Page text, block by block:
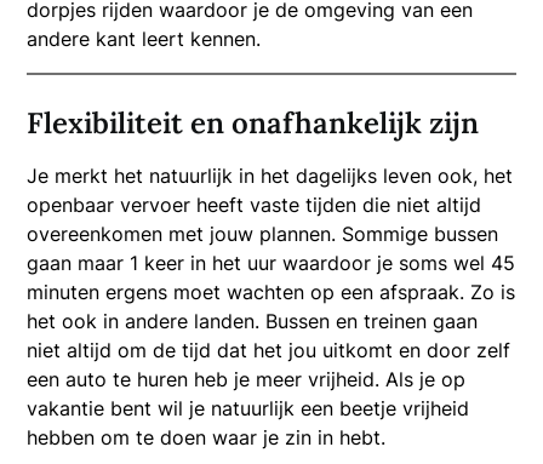
dorpjes rijden waardoor je de omgeving van een
andere kant leert kennen.
Flexibiliteit en onafhankelijk zijn
Je merkt het natuurlijk in het dagelijks leven ook, het
openbaar vervoer heeft vaste tijden die niet altijd
overeenkomen met jouw plannen. Sommige bussen
gaan maar 1 keer in het uur waardoor je soms wel 45
minuten ergens moet wachten op een afspraak. Zo is
het ook in andere landen. Bussen en treinen gaan
niet altijd om de tijd dat het jou uitkomt en door zelf
een auto te huren heb je meer vrijheid. Als je op
vakantie bent wil je natuurlijk een beetje vrijheid
hebben om te doen waar je zin in hebt.